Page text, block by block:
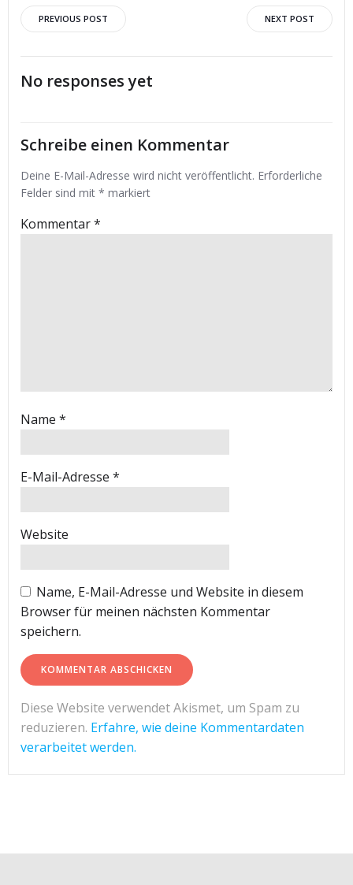
Post
navigation
PREVIOUS POST
navigation
NEXT POST
No responses yet
Schreibe einen Kommentar
Deine E-Mail-Adresse wird nicht veröffentlicht. Erforderliche
Felder sind mit * markiert
Kommentar*
Name *
E-Mail-Adresse *
Website
Name, E-Mail-Adresse und Website in diesem
Browser für meinen nächsten Kommentar
speichern.
Diese Website verwendet Akismet, um Spam zu
reduzieren. Erfahre, wie deine Kommentardaten
verarbeitet werden.